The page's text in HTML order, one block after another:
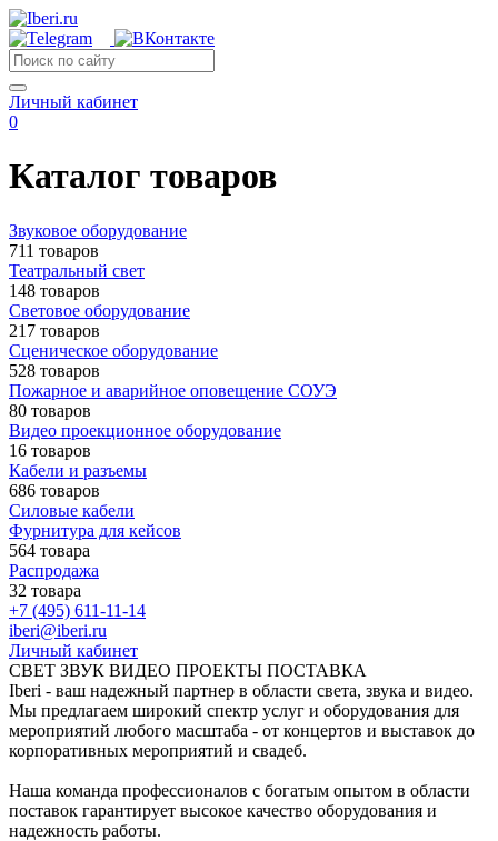
Личный кабинет
0
Каталог товаров
Звуковое оборудование
711 товаров
Театральный свет
148 товаров
Световое оборудование
217 товаров
Сценическое оборудование
528 товаров
Пожарное и аварийное оповещение СОУЭ
80 товаров
Видео проекционное оборудование
16 товаров
Кабели и разъемы
686 товаров
Силовые кабели
Фурнитура для кейсов
564 товара
Распродажа
32 товара
+7 (495) 611-11-14
iberi@iberi.ru
Личный кабинет
СВЕТ ЗВУК ВИДЕО ПРОЕКТЫ ПОСТАВКА
Iberi - ваш надежный партнер в области света, звука и видео.
Мы предлагаем широкий спектр услуг и оборудования для
мероприятий любого масштаба - от концертов и выставок до
корпоративных мероприятий и свадеб.
Наша команда профессионалов с богатым опытом в области
поставок гарантирует высокое качество оборудования и
надежность работы.